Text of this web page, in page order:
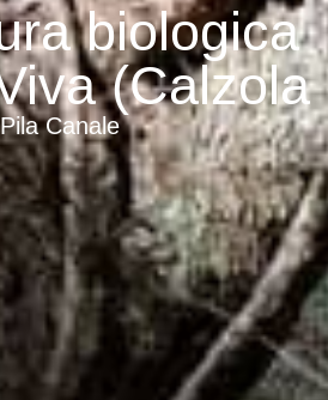
biologica
(Calzola
Pila Canale